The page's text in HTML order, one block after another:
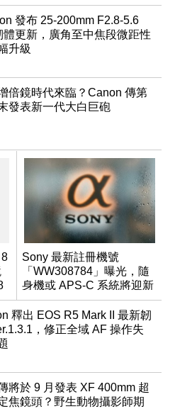
發布 25-200mm F2.8-5.6
體更新，廣角至中焦段微距性
升級
倍鏡時代來臨？Canon 傳第
發表新一代大白巨砲
Sony 最新註冊機號
「WW308784」曝光，隨
身機或 APS-C 系統將迎新
成員？
釋出 EOS R5 Mark II 最新韌
，修正全域 AF 操作失
將於 9 月發表 XF 400mm 超
焦鏡頭？野生動物攝影師期